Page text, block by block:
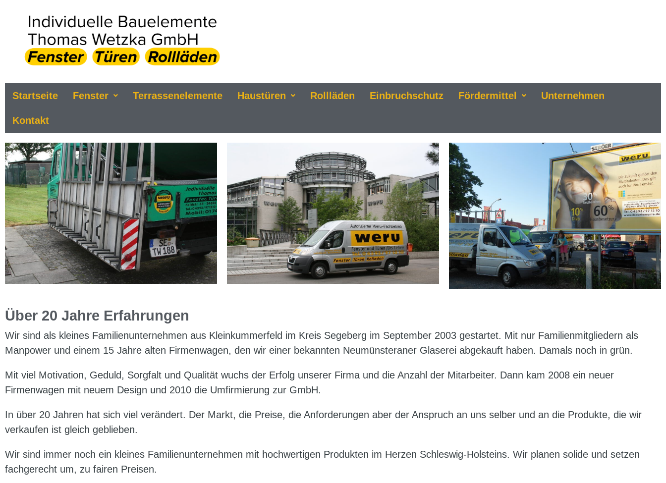
Startseite Fenster Terrassenelemente Haustüren Rollläden Einbruchschutz Fördermittel Unternehmen
Kontakt
Über 20 Jahre Erfahrungen
Wir sind als kleines Familienunternehmen aus Kleinkummerfeld im Kreis Segeberg im September 2003 gestartet. Mit nur Familienmitgliedern als
Manpower und einem 15 Jahre alten Firmenwagen, den wir einer bekannten Neumünsteraner Glaserei abgekauft haben. Damals noch in grün.
Mit viel Motivation, Geduld, Sorgfalt und Qualität wuchs der Erfolg unserer Firma und die Anzahl der Mitarbeiter. Dann kam 2008 ein neuer
Firmenwagen mit neuem Design und 2010 die Umfirmierung zur GmbH.
In über 20 Jahren hat sich viel verändert. Der Markt, die Preise, die Anforderungen aber der Anspruch an uns selber und an die Produkte, die wir
verkaufen ist gleich geblieben.
Wir sind immer noch ein kleines Familienunternehmen mit hochwertigen Produkten im Herzen Schleswig-Holsteins. Wir planen solide und setzen
fachgerecht um, zu fairen Preisen.